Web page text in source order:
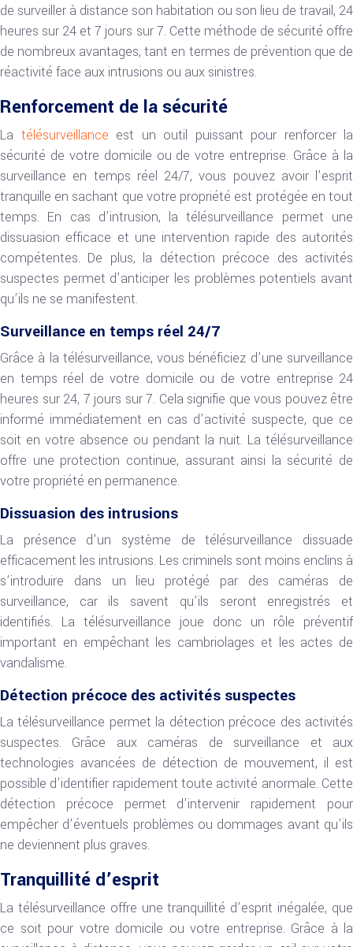
de surveiller à distance son habitation ou son lieu de travail, 24
heures sur 24 et 7 jours sur 7. Cette méthode de sécurité offre
de nombreux avantages, tant en termes de prévention que de
réactivité face aux intrusions ou aux sinistres.
Renforcement de la sécurité
La télésurveillance est un outil puissant pour renforcer la
sécurité de votre domicile ou de votre entreprise. Grâce à la
surveillance en temps réel 24/7, vous pouvez avoir l’esprit
tranquille en sachant que votre propriété est protégée en tout
temps. En cas d’intrusion, la télésurveillance permet une
dissuasion efficace et une intervention rapide des autorités
compétentes. De plus, la détection précoce des activités
suspectes permet d’anticiper les problèmes potentiels avant
qu’ils ne se manifestent.
Surveillance en temps réel 24/7
Grâce à la télésurveillance, vous bénéficiez d’une surveillance
en temps réel de votre domicile ou de votre entreprise 24
heures sur 24, 7 jours sur 7. Cela signifie que vous pouvez être
informé immédiatement en cas d’activité suspecte, que ce
soit en votre absence ou pendant la nuit. La télésurveillance
offre une protection continue, assurant ainsi la sécurité de
votre propriété en permanence.
Dissuasion des intrusions
La présence d’un système de télésurveillance dissuade
efficacement les intrusions. Les criminels sont moins enclins à
s’introduire dans un lieu protégé par des caméras de
surveillance, car ils savent qu’ils seront enregistrés et
identifiés. La télésurveillance joue donc un rôle préventif
important en empêchant les cambriolages et les actes de
vandalisme.
Détection précoce des activités suspectes
La télésurveillance permet la détection précoce des activités
suspectes. Grâce aux caméras de surveillance et aux
technologies avancées de détection de mouvement, il est
possible d’identifier rapidement toute activité anormale. Cette
détection précoce permet d’intervenir rapidement pour
empêcher d’éventuels problèmes ou dommages avant qu’ils
ne deviennent plus graves.
Tranquillité d’esprit
La télésurveillance offre une tranquillité d’esprit inégalée, que
ce soit pour votre domicile ou votre entreprise. Grâce à la